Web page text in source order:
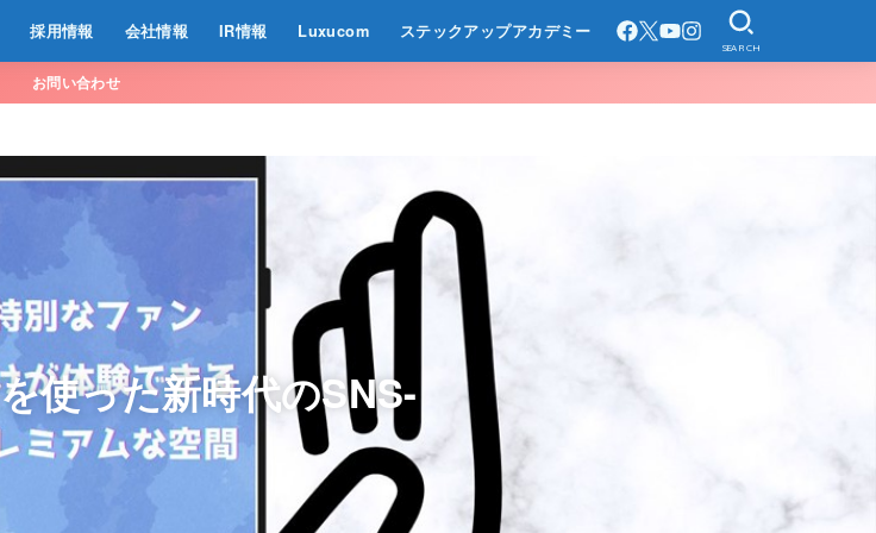
採用情報 会社情報 IR情報 Luxucom ステックアップアカデミー
SEARCH
お問い合わせ
使った新時代のSNS-